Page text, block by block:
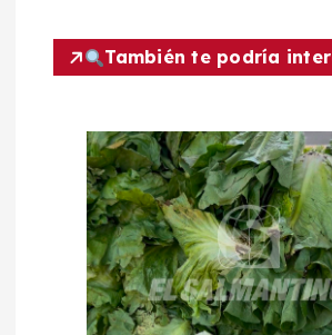
n
También te podría